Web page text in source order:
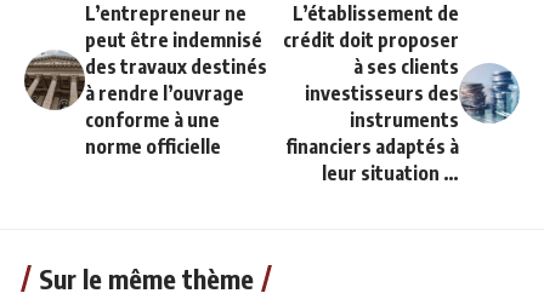
L’entrepreneur ne
peut être indemnisé
des travaux destinés
à rendre l’ouvrage
conforme à une
norme officielle
L’établissement de
crédit doit proposer
à ses clients
investisseurs des
instruments
financiers adaptés à
leur situation …
Sur le même thème